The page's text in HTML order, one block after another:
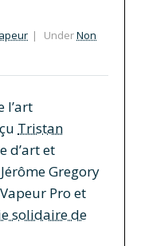
UnderNon
l’art
Tristan
d’art et
Gregory
Pro et
solidaire de